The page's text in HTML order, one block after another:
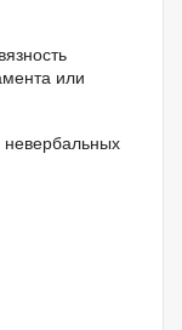
или